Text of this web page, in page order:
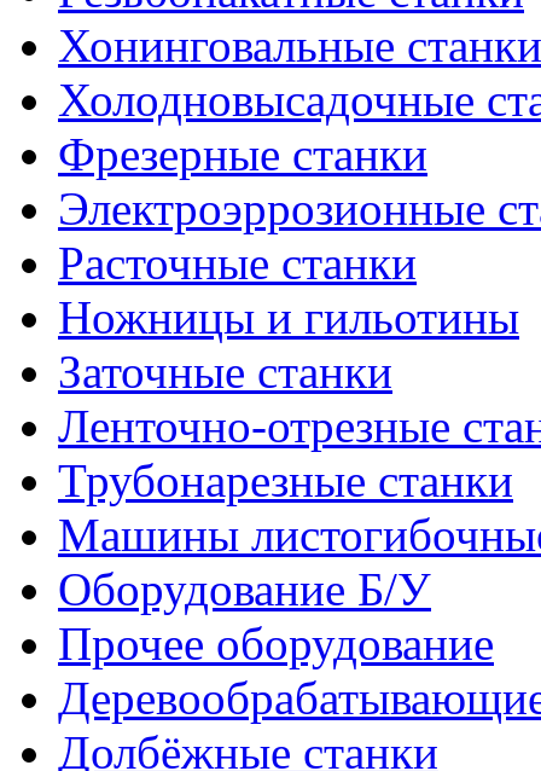
Хонинговальные станки
Холодновысадочные
Фрезерные станки
Электроэррозионные
Расточные станки
Ножницы и гильотины
Заточные станки
Ленточно-отрезные
Трубонарезные станки
Машины
Оборудование Б/У
Прочее оборудование
Долбёжные станки